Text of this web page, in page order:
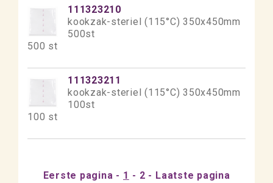
111323210
kookzak-steriel (115°C) 350x450mm
500st
500 st
111323211
kookzak-steriel (115°C) 350x450mm
100st
100 st
Eerste pagina 1 2 Laatste pagina